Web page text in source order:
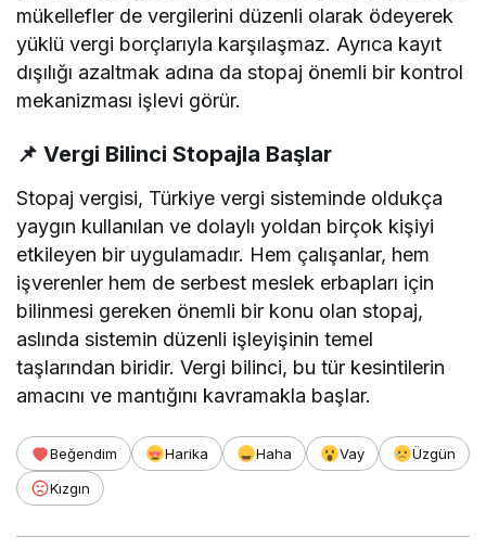
mükellefler de vergilerini düzenli olarak ödeyerek
yüklü vergi borçlarıyla karşılaşmaz. Ayrıca kayıt
dışılığı azaltmak adına da stopaj önemli bir kontrol
mekanizması işlevi görür.
📌 Vergi Bilinci Stopajla Başlar
Stopaj vergisi, Türkiye vergi sisteminde oldukça
yaygın kullanılan ve dolaylı yoldan birçok kişiyi
etkileyen bir uygulamadır. Hem çalışanlar, hem
işverenler hem de serbest meslek erbapları için
bilinmesi gereken önemli bir konu olan stopaj,
aslında sistemin düzenli işleyişinin temel
taşlarından biridir. Vergi bilinci, bu tür kesintilerin
amacını ve mantığını kavramakla başlar.
Beğendim Harika Haha Vay
Üzgün
Kızgın